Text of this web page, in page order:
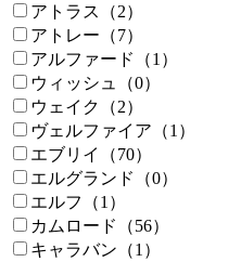
アトラス（2）
アトレー（7）
アルファード（1）
ウィッシュ（0）
ウェイク（2）
ヴェルファイア（1）
エブリイ（70）
エルグランド（0）
エルフ（1）
カムロード（56）
キャラバン（1）